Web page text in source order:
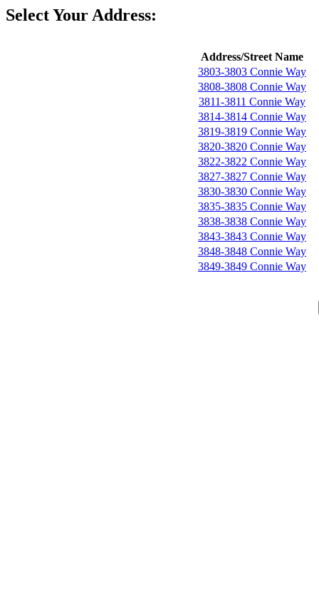
Select Your Address:
Address/Street Name
3803-3803 Connie Way
3808-3808 Connie Way
3811-3811 Connie Way
3814-3814 Connie Way
3819-3819 Connie Way
3820-3820 Connie Way
3822-3822 Connie Way
3827-3827 Connie Way
3830-3830 Connie Way
3835-3835 Connie Way
3838-3838 Connie Way
3843-3843 Connie Way
3848-3848 Connie Way
3849-3849 Connie Way